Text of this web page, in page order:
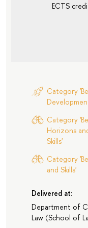
ECTS
Category
Category
Horizons
Skills'
Category
and Skills'
Delivered at:
Department of
Law(School of